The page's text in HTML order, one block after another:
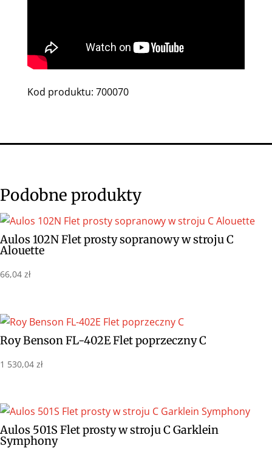
Kod produktu: 700070
Podobne produkty
Aulos 102N Flet prosty sopranowy w stroju C
Alouette
66,04 zł
Roy Benson FL-402E Flet poprzeczny C
1 530,04 zł
Aulos 501S Flet prosty w stroju C Garklein
Symphony